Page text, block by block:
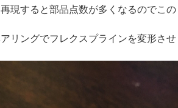
現すると部品点数が多くなるのでこの
リングでフレクスプラインを変形させ